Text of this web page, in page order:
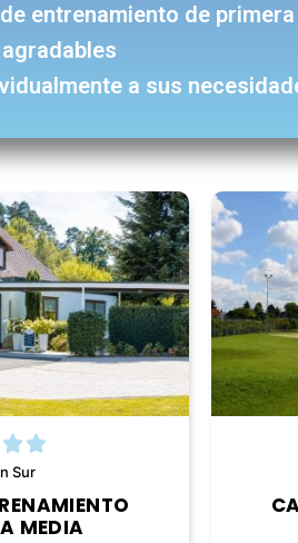
entrenamiento de
a sus
Sur
MEDIA